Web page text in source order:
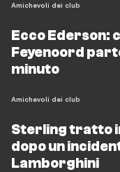
Amichevoli dei club
Ecco Ederson:
Feyenoord
minuto
Amichevoli dei club
Sterling tratto
dopo un
Lamborghini